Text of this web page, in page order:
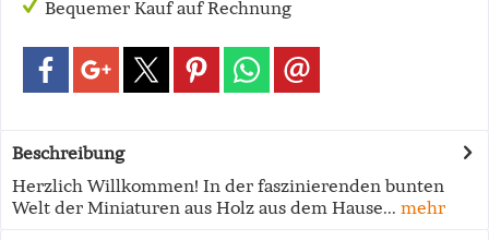
Bequemer Kauf auf Rechnung
Beschreibung
Herzlich Willkommen! In der faszinierenden bunten
Welt der Miniaturen aus Holz aus dem Hause... mehr